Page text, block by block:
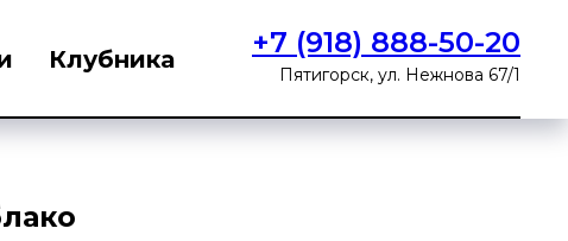
Клубника +7 (918) 888-50-20
Пятигорск, ул. Нежнова 67/1